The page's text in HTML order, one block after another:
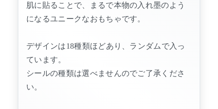
肌に貼ることで、まるで本物の入れ墨のよう
になるユニークなおもちゃです。
デザインは18種類ほどあり、ランダムで入っ
ています。
シールの種類は選べませんのでご了承くださ
い。